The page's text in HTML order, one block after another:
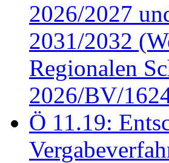
2026/2027
2031/2032
Regionalen
2026/BV/
Ö 11.19: